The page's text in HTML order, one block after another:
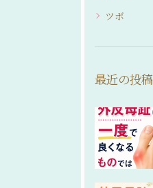
ツボ
最近の投稿